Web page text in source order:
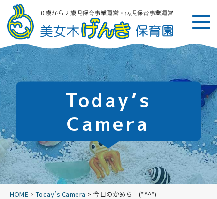
Today’s
Camera
HOME > Today’s Camera > 今日のかめら (*^^*)